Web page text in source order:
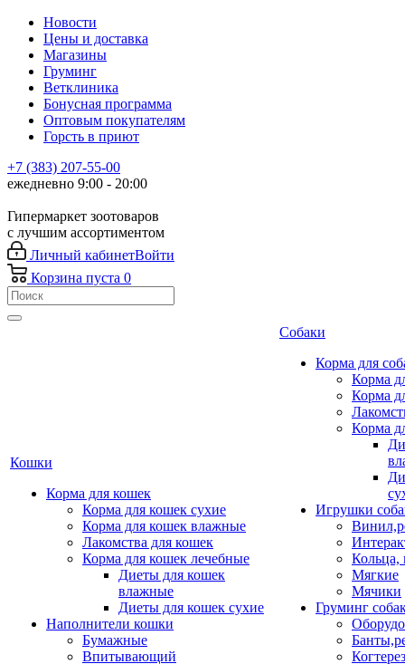
Новости
Цены и доставка
Магазины
Груминг
Ветклиника
Бонусная программа
Оптовым покупателям
Горсть в приют
+7 (383) 207-55-00
ежедневно 9:00 - 20:00
Гипермаркет зоотоваров
с лучшим ассортиментом
Личный кабинетВойти
Корзина пуста 0
Кошки
Корма для кошек
Корма для кошек сухие
Корма для кошек влажные
Лакомства для кошек
Корма для кошек лечебные
Диеты для кошек
влажные
Диеты для кошек сухие
Наполнители кошки
Бумажные
Впитывающий
Собаки
Корма для
Корма
Корма
Корма
Игрушки
Кольца,
Мягкие
Мячики
Груминг